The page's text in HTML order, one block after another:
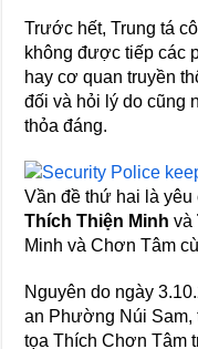
Trước hết, Trung tá
không được tiếp các
hay cơ quan truyền
đối và hỏi lý do cũng
thỏa đáng.
Vần đề thứ hai là
Thích Thiện Minh và
Minh và Chơn Tâm
Nguyên do ngày
an Phường Núi Sam,
tọa Thích Chơn Tâm